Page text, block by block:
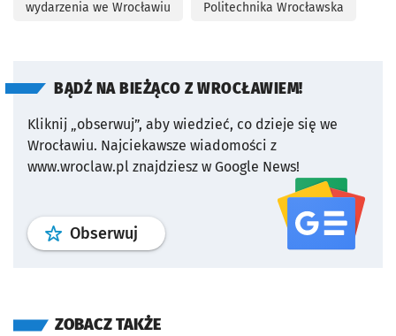
wydarzenia we Wrocławiu Politechnika Wrocławska
BĄDŹ NA BIEŻĄCO Z WROCŁAWIEM!
Kliknij „obserwuj”, aby wiedzieć, co dzieje się we
Wrocławiu. Najciekawsze wiadomości z
www.wroclaw.pl znajdziesz w Google News!
Obserwuj profil serwisu
ZOBACZ TAKŻE